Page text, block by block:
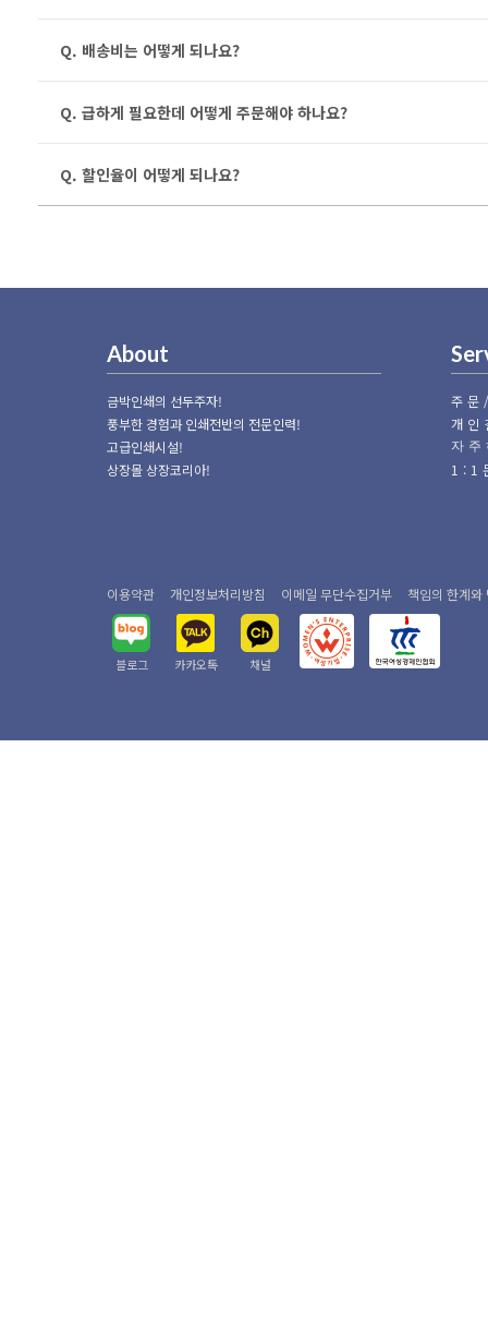
Q. 배송비는 어떻게 되나요?
Q. 급하게 필요한데 어떻게 주문해야 하나요?
Q. 할인율이 어떻게 되나요?
About
금박인쇄의 선두주자!
풍부한 경험과 인쇄전반의 전문인력!
고급인쇄시설!
상장몰 상장코리아!
주
개인
자
1:1
이용약관 개인정보처리방침 이메일 무단수집거부 책임의 한계와
블로그 카카오톡 채널